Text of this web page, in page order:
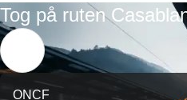
Tog på ruten
ONCF